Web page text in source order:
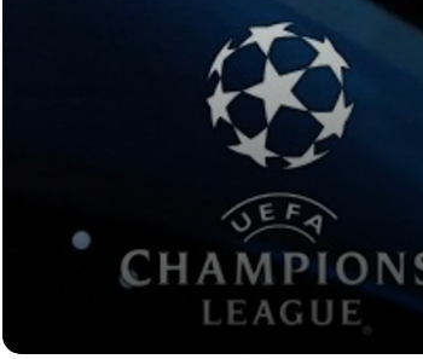
محمد صلاح يغادر ليفربول برقم قياسي
ودموع تاريخية
في أول مشاركة تاريخية.. ليبيا تحصد الذهب
والفضة والبرونز في بطولة أفريقيا للتزلج
الأهلي بنغازي يكتسح جوهانسبورغ ويحجز
مقعده في نهائيات BAL 2026 للمرة الثانية